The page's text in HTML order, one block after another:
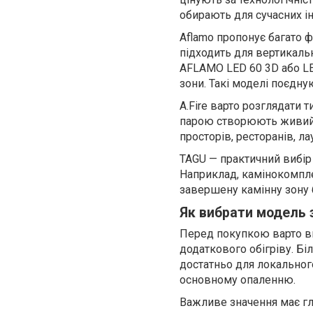
обирають для сучасних
Aflamo пропонує багато
підходить для
AFLAMO LED 60 3D або
зони. Такі моделі
A.Fire варто розглядати
парою створюють живий,
просторів, ресторанів,
TAGU — практичний
Наприклад,
завершену камінну зону
Як вибрати модель
Перед покупкою варто
додаткового обігріву.
достатньо для
основному опаленню.
Важливе значення має